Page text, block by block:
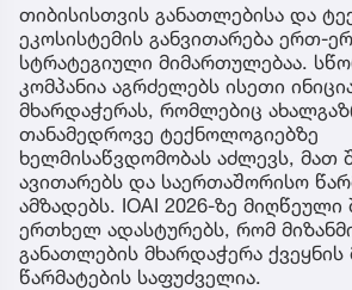
თიბისისთვის განათლებისა და
ეკოსისტემის განვითარება ერთ-
სტრატეგიული მიმართულებაა.
კომპანია აგრძელებს ისეთი
მხარდაჭერას, რომლებიც
თანამედროვე ტექნოლოგიებზე
ხელმისაწვდომობას აძლევს, მათ
ავითარებს და საერთაშორისო
ამზადებს. IOAI 2026-ზე
ერთხელ ადასტურებს, რომ
განათლების მხარდაჭერა ქვეყნის
წარმატების საფუძველია.